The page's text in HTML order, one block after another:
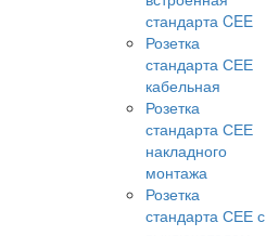
стандарта CEE
Розетка
стандарта СЕЕ
кабельная
Розетка
стандарта СЕЕ
накладного
монтажа
Розетка
стандарта СЕЕ с